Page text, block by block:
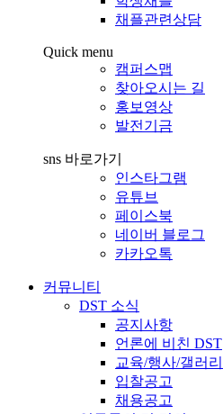
채플관련상담
Quick menu
캠퍼스맵
찾아오시는 길
홍보영상
발전기금
sns 바로가기
인스타그램
유튜브
페이스북
네이버 블로그
카카오톡
커뮤니티
DST 소식
공지사항
언론에 비친 DST
교육/행사/갤러리
입찰공고
채용공고